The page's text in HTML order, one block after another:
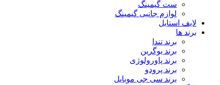
ست گیمینگ
لوازم جانبی گیمینگ
لایف استایل
برند ها
برند تندا
برند یوگرین
برند پاورولوژی
برند پرودو
برند سی جی موبایل